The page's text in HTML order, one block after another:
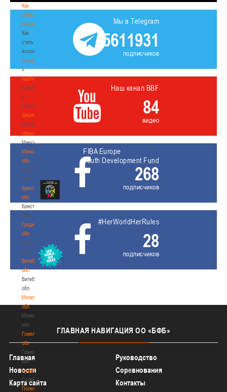
Как
стать
волонтером
Как
стать
волонтером
Спонсоры
и
партнеры
Спонсоры
и
партнеры
Школы
Школы
Минск
Минск
Минская
обл
Минская
обл
Брестская
обл
Брестская
обл
Гродненская
обл
Гродненская
обл
Витебская
обл
Витебская
обл
Могилевская
обл
Могилевская
обл
Гомельская
обл
Гомельская
обл
Судейство
Судейство
Полезные
Мы в Telegram
5611931
подписчиков
Наш канал BBF
84
видео
FIBA Europe
Youth Development Fund
268
подписчиков
#HerWorldHerRules
28
подписчиков
ГЛАВНАЯ НАВИГАЦИЯ ОО «БФБ»
Главная
Руководство
Новости
Соревнования
Карта сайта
Контакты